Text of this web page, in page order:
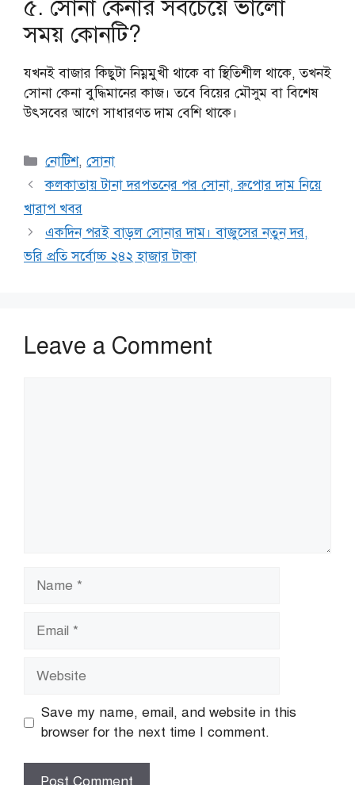
৫. সোনা কেনার সবচেয়ে ভালো
সময় কোনটি?
যখনই বাজার কিছুটা নিম্নমুখী থাকে বা স্থিতিশীল থাকে, তখনই
সোনা কেনা বুদ্ধিমানের কাজ। তবে বিয়ের মৌসুম বা বিশেষ
উৎসবের আগে সাধারণত দাম বেশি থাকে।
Categories
নোটিশ,সোনা
কলকাতায় টানা দরপতনের পর সোনা, রুপোর দাম নিয়ে
খারাপ খবর
একদিন পরই বাড়ল সোনার দাম। বাজুসের নতুন দর,
ভরি প্রতি সর্বোচ্চ ২৪২ হাজার টাকা
Leave a Comment
Name
Email
Website
Save my name, email, and website in this
browser for the next time I comment.